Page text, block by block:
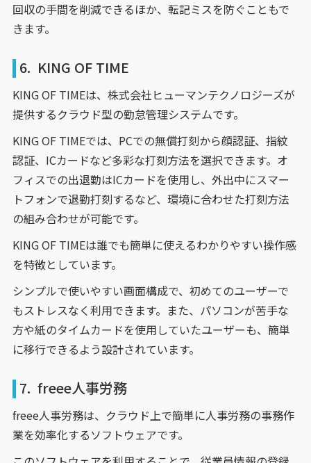
回収の手間を削減できるほか、転記ミスを防ぐこともで
きます。
6. KING OF TIME
KING OF TIMEは、株式会社ヒューマンテクノロジーズが
提供するクラウド型の勤怠管理システムです。
KING OF TIMEでは、PCでの無償打刻から顔認証、指紋
認証、ICカードなど多彩な打刻方法を選択できます。オ
フィスでの出退勤はICカードを使用し、外出中にスマー
トフォンで退勤打刻するなど、環境に合わせた打刻方法
の組み合わせが可能です。
KING OF TIMEは誰でも簡単に使えるわかりやすい操作感
を特徴としています。
シンプルで使いやすい画面構成で、初めてのユーザーで
もストレスなく利用できます。また、パソコンが苦手な
方や紙のタイムカードを使用していたユーザーも、簡単
に移行できるよう設計されています。
7. freee人事労務
freee人事労務は、クラウド上で簡単に人事労務の事務作
業を効率化するソフトウェアです。